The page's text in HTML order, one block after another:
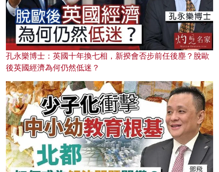
孔永樂博士：英國十年換七相，新揆會否步前任後塵？脫歐
後英國經濟為何仍然低迷？